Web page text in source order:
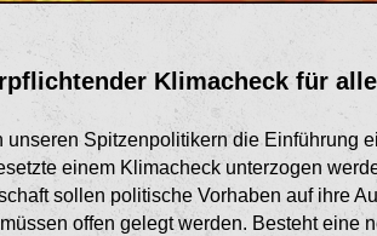
Klimacheck für
unseren Spitzenpolitikern die Einführung
einem Klimacheck unterzogen
sollen politische Vorhaben auf ihre
offen gelegt werden. Besteht eine